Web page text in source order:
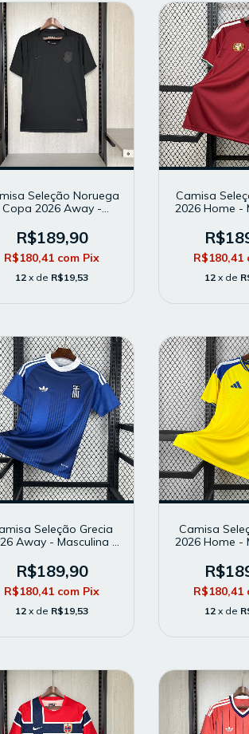
Seleção Noruega
Copa 2026 Away -
Torcedor - Preta
R$189,90
R$180,41 com Pix
12 x de R$19,53
Camisa
2026 Home -
R$180,41
12 x de
Seleção Grecia
Away - Masculina -
R$189,90
R$180,41 com Pix
12 x de R$19,53
Camisa
2026 Home -
R$180,41
12 x de